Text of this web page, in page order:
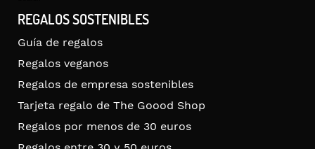
REGALOS SOSTENIBLES
Guía de regalos
Regalos veganos
Regalos de empresa sostenibles
Tarjeta regalo de The Goood Shop
Regalos por menos de 30 euros